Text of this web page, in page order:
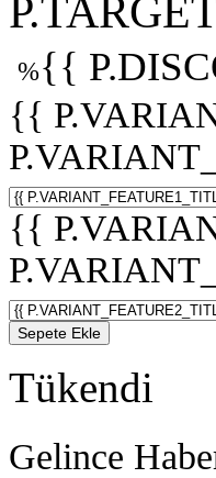
%{{
{{
{{
Sepete Ekle
Tükendi
Gelince